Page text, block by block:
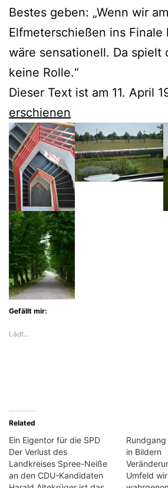
Bestes geben: „Wenn wir
Elfmeterschießen ins Finale
wäre sensationell. Da spielt
keine Rolle.“
Dieser Text ist am 11. April
erschienen
Gefällt mir:
Lädt…
Related
Ein Eigentor für die SPD
Der Verlust des
Landkreises Spree-Neiße
an den CDU-Kandidaten
in Bildern
Umfeld